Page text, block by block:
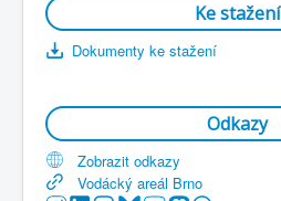
Ke stažení
Dokumenty ke stažení
Odkazy
Zobrazit odkazy
Vodácký areál Brno